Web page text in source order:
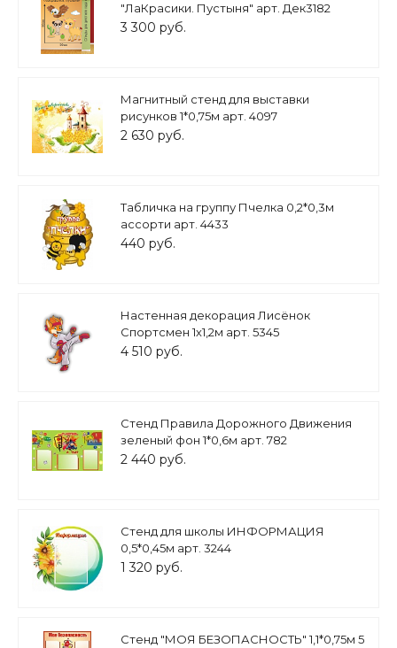
"ЛаКрасики. Пустыня" арт. Дек3182
3 300 руб.
Магнитный стенд для выставки
рисунков 1*0,75м арт. 4097
2 630 руб.
Табличка на группу Пчелка 0,2*0,3м
ассорти арт. 4433
440 руб.
Настенная декорация Лисёнок
Спортсмен 1х1,2м арт. 5345
4 510 руб.
Стенд Правила Дорожного Движения
зеленый фон 1*0,6м арт. 782
2 440 руб.
Стенд для школы ИНФОРМАЦИЯ
0,5*0,45м арт. 3244
1 320 руб.
Стенд "МОЯ БЕЗОПАСНОСТЬ" 1,1*0,75м 5